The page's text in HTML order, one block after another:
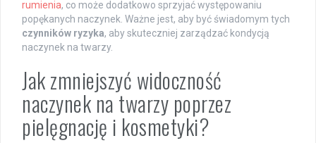
rumienia, co może dodatkowo sprzyjać występowaniu
popękanych naczynek. Ważne jest, aby być świadomym tych
czynników ryzyka, aby skuteczniej zarządzać kondycją
naczynek na twarzy.
Jak zmniejszyć widoczność
naczynek na twarzy poprzez
pielęgnację i kosmetyki?